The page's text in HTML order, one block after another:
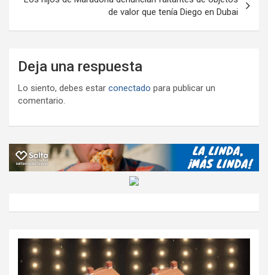
de valor que tenía Diego en Dubai
Deja una respuesta
Lo siento, debes estar conectado para publicar un
comentario.